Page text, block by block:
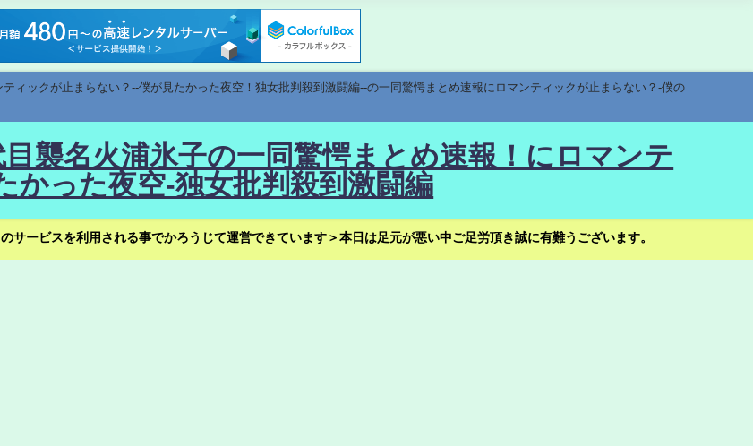
ィックが止まらない？--僕が見たかった夜空！独女批判殺到激闘編--の一同驚愕まとめ速報にロマンティックが止まらない？-僕の
襲名火浦氷子の一同驚愕まとめ速報！にロマンテ
かった夜空-独女批判殺到激闘編
サービスを利用される事でかろうじて運営できています＞本日は足元が悪い中ご足労頂き誠に有難うございます。